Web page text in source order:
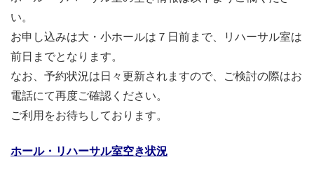
い。
お申し込みは大・小ホールは７日前まで、リハーサル室は
前日までとなります。
なお、予約状況は日々更新されますので、ご検討の際はお
電話にて再度ご確認ください。
ご利用をお待ちしております。
ホール・リハーサル室空き状況